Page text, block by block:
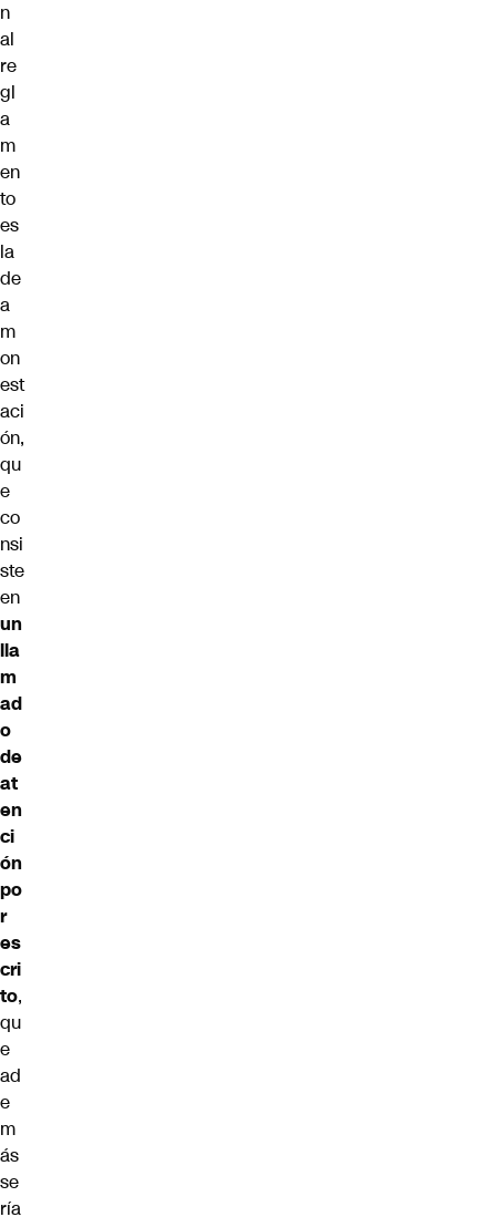
n
al
re
gl
a
m
en
to
es
la
de
a
m
on
est
aci
ón,
qu
e
co
nsi
ste
en
un
lla
m
ad
o
de
at
en
ci
ón
po
r
es
cri
to,
qu
e
ad
e
m
ás
se
ría